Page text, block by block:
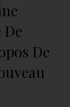
De